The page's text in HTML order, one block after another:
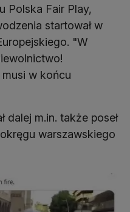
Polska Fair Play,
startował w
"W
musi w końcu
dalej m.in. także poseł
warszawskiego